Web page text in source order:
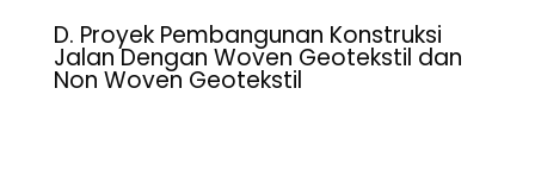
D. Proyek Pembangunan Konstruksi
Jalan Dengan Woven Geotekstil dan
Non Woven Geotekstil